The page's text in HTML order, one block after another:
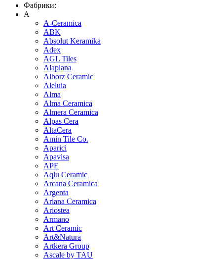
Фабрики:
A
A-Ceramica
ABK
Absolut Keramika
Adex
AGL Tiles
Alaplana
Alborz Ceramic
Aleluia
Alma
Alma Ceramica
Almera Ceramica
Alpas Cera
AltaCera
Amin Tile Co.
Aparici
Apavisa
APE
Aqlu Ceramic
Arcana Ceramica
Argenta
Ariana Ceramica
Ariostea
Armano
Art Ceramic
Art&Natura
Artkera Group
Ascale by TAU